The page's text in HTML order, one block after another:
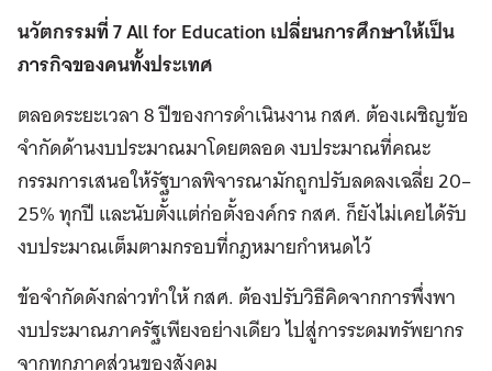
นวัตกรรมที่ 7All for Educationเปลี่ยนการศึกษาให้เป็น
ภารกิจของคนทั้งประเทศ
ตลอดระยะเวลา 8 ปีของการดำเนินงาน กสศ. ต้องเผชิญข้อ
จำกัดด้านงบประมาณมาโดยตลอด งบประมาณที่คณะ
กรรมการเสนอให้รัฐบาลพิจารณามักถูกปรับลดลงเฉลี่ย 20–
25% ทุกปี และนับตั้งแต่ก่อตั้งองค์กร กสศ. ก็ยังไม่เคยได้รับ
งบประมาณเต็มตามกรอบที่กฎหมายกำหนดไว้
ข้อจำกัดดังกล่าวทำให้ กสศ. ต้องปรับวิธีคิดจากการพึ่งพา
งบประมาณภาครัฐเพียงอย่างเดียว ไปสู่การระดมทรัพยากร
จากทุกภาคส่วนของสังคม